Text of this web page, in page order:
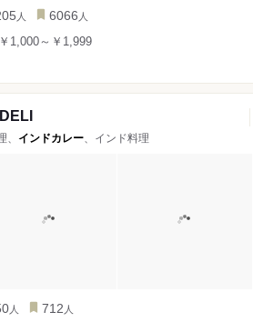
人 6066 人
￥1,000～￥1,999
インドカレー、インド料理
人 712 人